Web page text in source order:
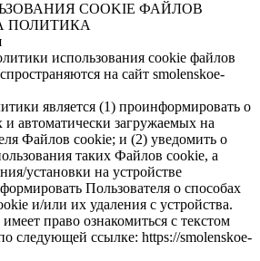
COOKIE ФАЙЛОВ
ПОЛИТИКА
использования cookie файлов
на сайт smolenskoe-
является (1) проинформировать о
и автоматически загружаемых на
Файлов cookie; и (2) уведомить о
таких Файлов cookie, а
установки на устройстве
Пользователя о способах
и/или их удаления с устройства.
право ознакомиться с текстом
следующей ссылке: https://smolenskoe-